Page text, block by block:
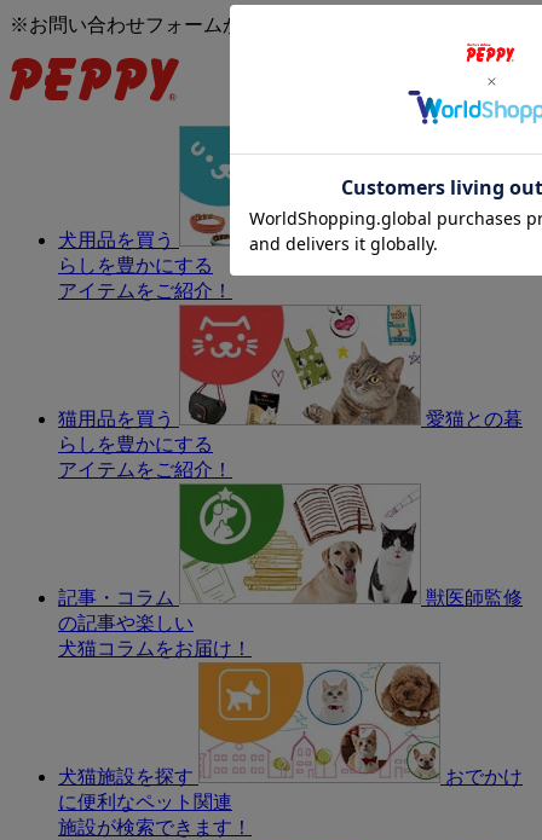
※お問い合わせフォームからは、24時間受付中です。
犬用品を買う
愛犬との暮
らしを豊かにする
アイテムをご紹介！
猫用品を買う
愛猫との暮
らしを豊かにする
アイテムをご紹介！
記事・コラム
獣医師監修
の記事や楽しい
犬猫コラムをお届け！
犬猫施設を探す
おでかけ
に便利なペット関連
施設が検索できます！